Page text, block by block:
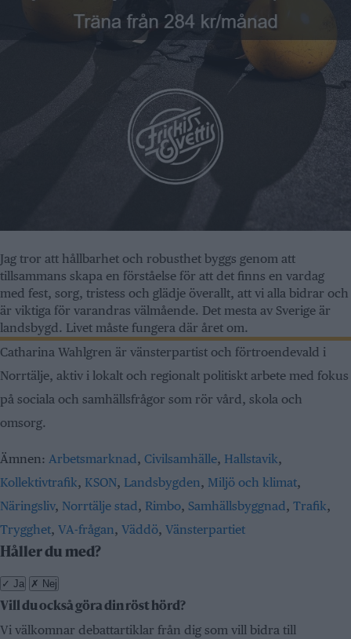
Jag tror att hållbarhet och robusthet byggs genom att
tillsammans skapa en förståelse för att det finns en vardag
med fest, sorg, tristess och glädje överallt, att vi alla bidrar och
är viktiga för varandras välmående. Det mesta av Sverige är
landsbygd. Livet måste fungera där året om.
Catharina Wahlgren är vänsterpartist och förtroendevald i
Norrtälje, aktiv i lokalt och regionalt politiskt arbete med fokus
på sociala och samhällsfrågor som rör vård, skola och
omsorg.
Ämnen: Arbetsmarknad, Civilsamhälle, Hallstavik,
Kollektivtrafik, KSON, Landsbygden, Miljö och klimat,
Näringsliv, Norrtälje stad, Rimbo, Samhällsbyggnad, Trafik,
Trygghet, VA-frågan, Väddö, Vänsterpartiet
Håller du med?
✓ Ja ✗ Nej
Vill du också göra din röst hörd?
Vi välkomnar debattartiklar från dig som vill bidra till